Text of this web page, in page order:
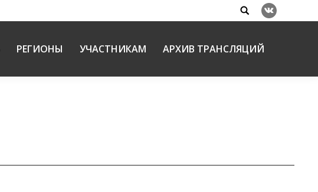
Search:
Вконтакте
РЕГИОНЫ УЧАСТНИКАМ АРХИВ ТРАНСЛЯЦИЙ